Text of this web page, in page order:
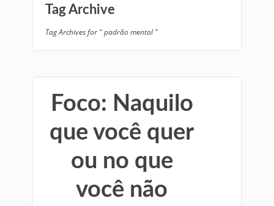
Tag Archive
Tag Archives for " padrão mental "
Foco: Naquilo
que você quer
ou no que
você não